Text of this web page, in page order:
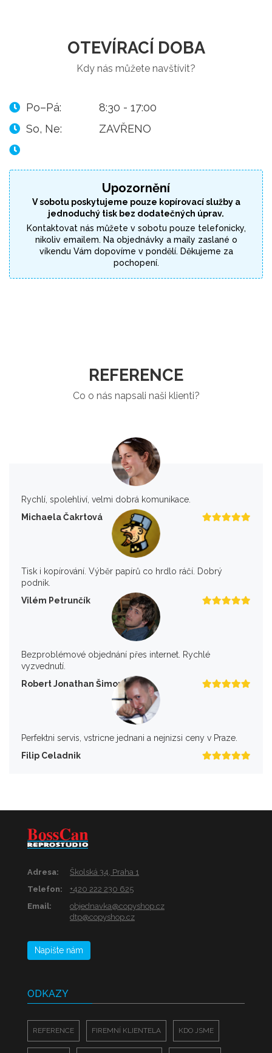
OTEVÍRACÍ DOBA
Kdy nás můžete navštívit?
8:30 - 17:00
Po–Pá:
ZAVŘENO
So, Ne:
Upozornění
V sobotu poskytujeme pouze kopírovací služby a
jednoduchý tisk bez dodatečných úprav.
Kontaktovat nás můžete v sobotu pouze telefonicky,
nikoliv emailem. Na objednávky a maily zaslané o
víkendu Vám dopovíme v pondělí. Děkujeme za
pochopení.
REFERENCE
Co o nás napsali naši klienti?
Rychlí, spolehliví, velmi dobrá komunikace.
Michaela Čakrtová
Tisk i kopírování. Výběr papírů co hrdlo ráčí. Dobrý
podnik.
Vilém Petrunčík
Bezproblémové objednání přes internet. Rychlé
vyzvednutí.
Robert Jonathan Šimon
Perfektni servis, vstricne jednani a nejnizsi ceny v Praze.
Filip Celadnik
Adresa:
Školská 34, Praha 1
Telefon:
+420 222 230 625
Email:
objednavka@copyshop.cz
dtp@copyshop.cz
Napište nám
ODKAZY
REFERENCE FIREMNÍ KLIENTELA KDO JSME